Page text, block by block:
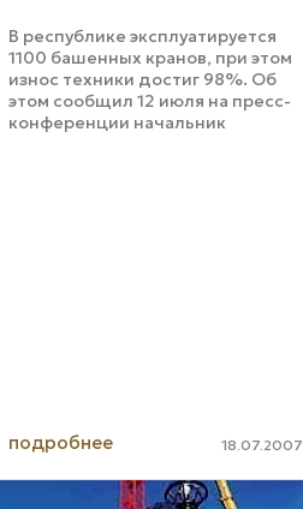
В республике эксплуатируется
1100 башенных кранов, при этом
износ техники достиг 98%. Об
этом сообщил 12 июля на пресс-
конференции начальник
подробнее 18.07.2007